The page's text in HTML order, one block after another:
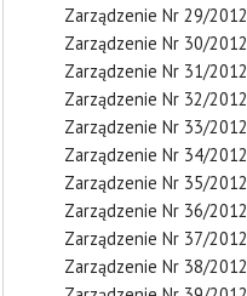
Zarządzenie Nr 29/2012
Zarządzenie Nr 30/2012
Zarządzenie Nr 31/2012
Zarządzenie Nr 32/2012
Zarządzenie Nr 33/2012
Zarządzenie Nr 34/2012
Zarządzenie Nr 35/2012
Zarządzenie Nr 36/2012
Zarządzenie Nr 37/2012
Zarządzenie Nr 38/2012